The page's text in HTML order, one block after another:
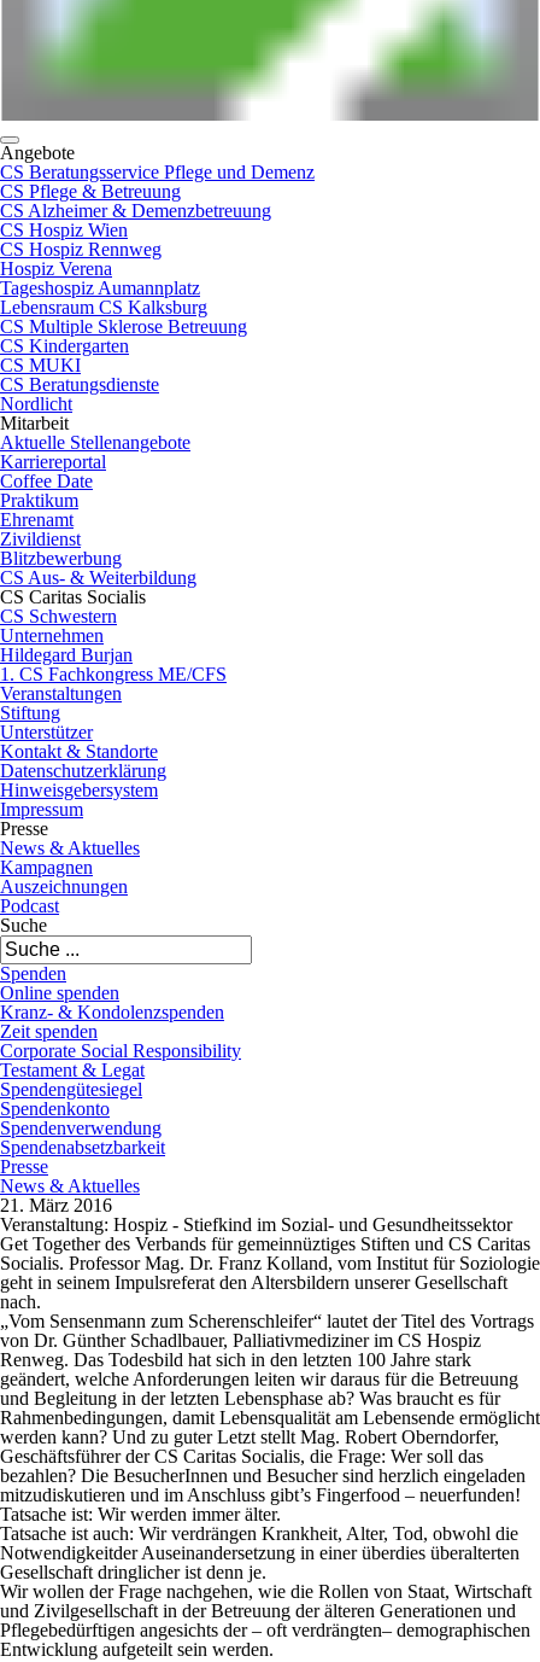
Angebote
CS Beratungsservice Pflege und Demenz
CS Pflege & Betreuung
CS Alzheimer & Demenzbetreuung
CS Hospiz Wien
CS Hospiz Rennweg
Hospiz Verena
Tageshospiz Aumannplatz
Lebensraum CS Kalksburg
CS Multiple Sklerose Betreuung
CS Kindergarten
CS MUKI
CS Beratungsdienste
Nordlicht
Mitarbeit
Aktuelle Stellenangebote
Karriereportal
Coffee Date
Praktikum
Ehrenamt
Zivildienst
Blitzbewerbung
CS Aus- & Weiterbildung
CS Caritas Socialis
CS Schwestern
Unternehmen
Hildegard Burjan
1. CS Fachkongress ME/CFS
Veranstaltungen
Stiftung
Unterstützer
Kontakt & Standorte
Datenschutzerklärung
Hinweisgebersystem
Impressum
Presse
News & Aktuelles
Kampagnen
Auszeichnungen
Podcast
Suche
Spenden
Online spenden
Kranz- & Kondolenzspenden
Zeit spenden
Corporate Social Responsibility
Testament & Legat
Spendengütesiegel
Spendenkonto
Spendenverwendung
Spendenabsetzbarkeit
Presse
News & Aktuelles
21. März 2016
Veranstaltung: Hospiz - Stiefkind im Sozial- und Gesundheitssektor
Get Together des Verbands für gemeinnüztiges Stiften und CS Caritas
Socialis. Professor Mag. Dr. Franz Kolland, vom Institut für Soziologie
geht in seinem Impulsreferat den Altersbildern unserer Gesellschaft
nach.
„Vom Sensenmann zum Scherenschleifer“ lautet der Titel des Vortrags
von Dr. Günther Schadlbauer, Palliativmediziner im CS Hospiz
Renweg. Das Todesbild hat sich in den letzten 100 Jahre stark
geändert, welche Anforderungen leiten wir daraus für die Betreuung
und Begleitung in der letzten Lebensphase ab? Was braucht es für
Rahmenbedingungen, damit Lebensqualität am Lebensende ermöglicht
werden kann? Und zu guter Letzt stellt Mag. Robert Oberndorfer,
Geschäftsführer der CS Caritas Socialis, die Frage: Wer soll das
bezahlen? Die BesucherInnen und Besucher sind herzlich eingeladen
mitzudiskutieren und im Anschluss gibt’s Fingerfood – neuerfunden!
Tatsache ist: Wir werden immer älter.
Tatsache ist auch: Wir verdrängen Krankheit, Alter, Tod, obwohl die
Notwendigkeitder Auseinandersetzung in einer überdies überalterten
Gesellschaft dringlicher ist denn je.
Wir wollen der Frage nachgehen, wie die Rollen von Staat, Wirtschaft
und Zivilgesellschaft in der Betreuung der älteren Generationen und
Pflegebedürftigen angesichts der – oft verdrängten– demographischen
Entwicklung aufgeteilt sein werden.